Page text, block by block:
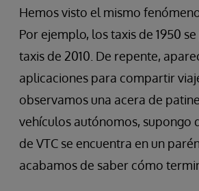
Hemos visto el mismo
Por ejemplo, los taxis de 1950
taxis de 2010. De repente,
aplicaciones para compartir
observamos una acera de
vehículos autónomos, supongo
de VTC se encuentra en un
acabamos de saber cómo